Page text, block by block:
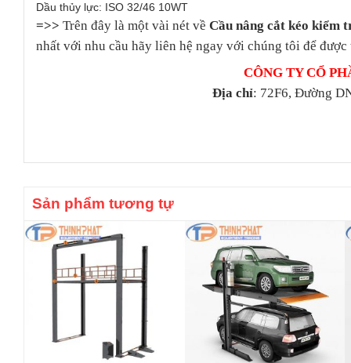
Dầu thủy lực: ISO 32/46 10WT
=>> Trên đây là một vài nét vềCầu nâng cắt kéo kiểm
nhất với nhu cầu hãy liên hệ ngay với chúng tôi để được
CÔNG TY CỔ
Địa chỉ: 72F6, Đường
Sản phẩm tương tự